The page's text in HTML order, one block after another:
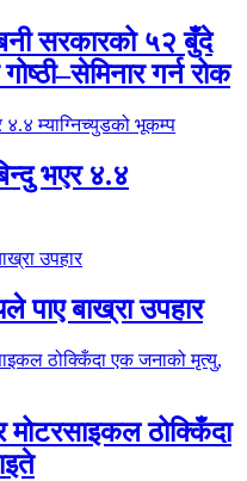
सरकारको ५२ बुँदे
गर्न रोक
भएर ४.४
बाख्रा उपहार
मोटरसाइकल ठोक्किँदा